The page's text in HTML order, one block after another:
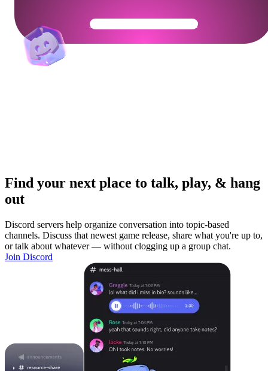
Get Your Community Ready
Find your next place to talk, play, & hang
out
Discord servers help organize conversation into topic-based
channels. Discuss that newest game release, share what you're up to,
or talk about whatever — without clogging up a group chat.
Join Discord